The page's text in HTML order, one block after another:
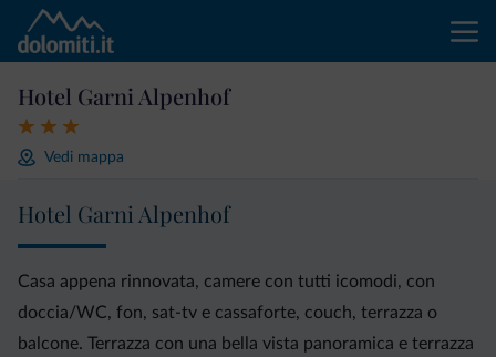
Hotel Garni Alpenhof
Vedi mappa
Hotel Garni Alpenhof
Casa appena rinnovata, camere con tutti icomodi, con
doccia/WC, fon, sat-tv e cassaforte, couch, terrazza o
balcone. Terrazza con una bella vista panoramica e terrazza